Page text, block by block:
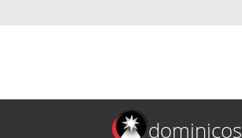
dominicos